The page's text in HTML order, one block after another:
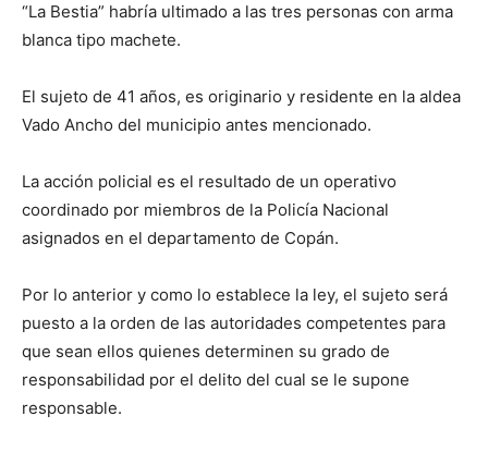
“La Bestia” habría ultimado a las tres personas con arma
blanca tipo machete.
El sujeto de 41 años, es originario y residente en la aldea
Vado Ancho del municipio antes mencionado.
La acción policial es el resultado de un operativo
coordinado por miembros de la Policía Nacional
asignados en el departamento de Copán.
Por lo anterior y como lo establece la ley, el sujeto será
puesto a la orden de las autoridades competentes para
que sean ellos quienes determinen su grado de
responsabilidad por el delito del cual se le supone
responsable.